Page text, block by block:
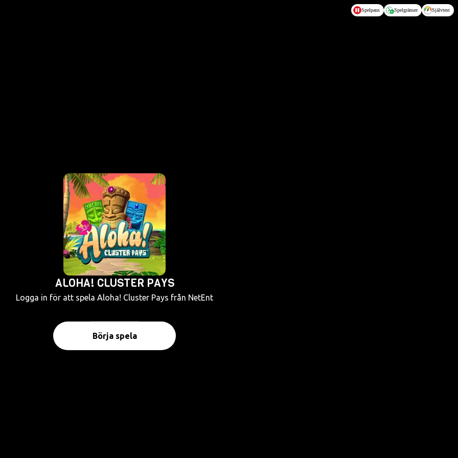
Spelpaus Spelgränser Självtest
ALOHA! CLUSTER PAYS
Logga in för att spela Aloha! Cluster Pays från NetEnt
Börja spela